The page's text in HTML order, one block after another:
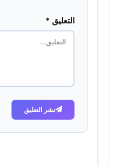
التعليق *
نشر التعليق